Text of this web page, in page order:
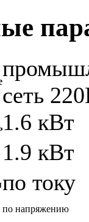
сеть
1.6 кВт
1.9 кВт
по току
по напряжению